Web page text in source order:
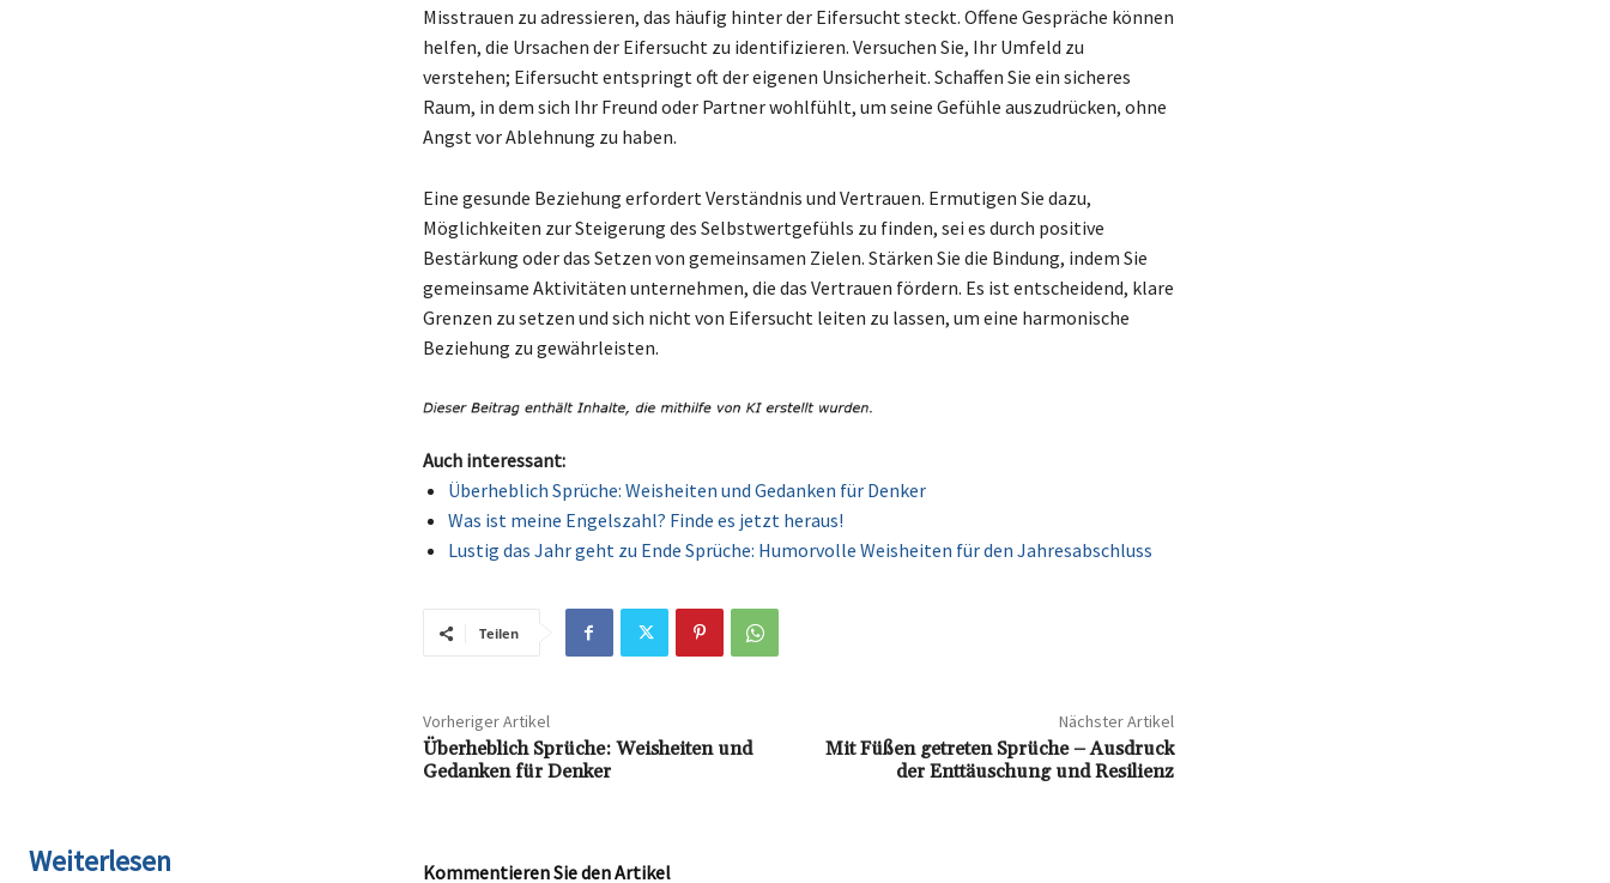
Misstrauen zu adressieren, das häufig hinter der Eifersucht steckt. Offene Gespräche können
helfen, die Ursachen der Eifersucht zu identifizieren. Versuchen Sie, Ihr Umfeld zu
verstehen; Eifersucht entspringt oft der eigenen Unsicherheit. Schaffen Sie ein sicheres
Raum, in dem sich Ihr Freund oder Partner wohlfühlt, um seine Gefühle auszudrücken, ohne
Angst vor Ablehnung zu haben.
Eine gesunde Beziehung erfordert Verständnis und Vertrauen. Ermutigen Sie dazu,
Möglichkeiten zur Steigerung des Selbstwertgefühls zu finden, sei es durch positive
Bestärkung oder das Setzen von gemeinsamen Zielen. Stärken Sie die Bindung, indem Sie
gemeinsame Aktivitäten unternehmen, die das Vertrauen fördern. Es ist entscheidend, klare
Grenzen zu setzen und sich nicht von Eifersucht leiten zu lassen, um eine harmonische
Beziehung zu gewährleisten.
Auch interessant:
Überheblich Sprüche: Weisheiten und Gedanken für Denker
Was ist meine Engelszahl? Finde es jetzt heraus!
Lustig das Jahr geht zu Ende Sprüche: Humorvolle Weisheiten für den Jahresabschluss
Teilen
Vorheriger Artikel
Überheblich Sprüche: Weisheiten und
Gedanken für Denker
Nächster Artikel
Mit Füßen getreten Sprüche – Ausdruck
der Enttäuschung und Resilienz
Weiterlesen Kommentieren Sie den Artikel